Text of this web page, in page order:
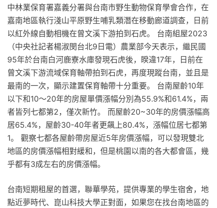
中林業保育署嘉義分署與台南市野生動物保育學會合作，在
嘉南地區執行淺山平原野生哺乳類潛在移動廊道調查，日前
以紅外線自動相機在曾文溪下游拍到石虎。 台南組屋2023
（中央社記者楊淑閔台北9日電）農業部今天表示，繼民國
95年於台南白河鹿寮水庫發現石虎後，睽違17年，日前在
曾文溪下游流域保育軸帶拍到石虎，再度現蹤台南，並且是
最南的一次，顯示建置保育軸帶十分重要。 台南屋齡10年
以下和10～20年的房屋單價漲幅分別為55.9%和61.4%，兩
者皆列七都第2，僅次新竹。 而屋齡20~30年的房價漲幅高
居65.4%，屋齡30-40年者更飆上80.4%，漲幅位居七都第
1。 觀察七都各屋齡帶房屋近5年房價漲幅，可以發現雙北
地區的房價漲幅相對緩和，但是桃園以南的各大都會區，幾
乎都有3成左右的房價漲幅。
台南短期租屋的首選，聯華學苑，提供專業的學生宿舍，地
點近夢時代、崑山科技大學正對面，如果您在找台南地區的